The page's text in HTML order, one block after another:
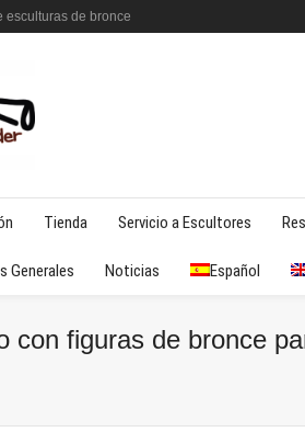
esculturas de bronce
Tienda Servicio a Escultores
Generales Noticias Español
con figuras de bronce